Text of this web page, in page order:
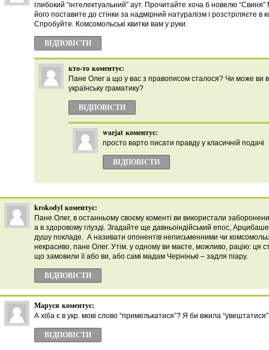
глибокий “інтелектуальний” аут. Прочитайте хоча б новелю
його поставите до стінки за надмірний натуралізм і розстріляєте в
Спробуйте. Комсомольські квитки вам у руки.
ВІДПОВІCТИ
кто-то коментує:
Пане Олег а що у вас з правописом сталося? Чи може ви
українську граматику?
ВІДПОВІCТИ
warjat коментує:
просто варто писати правду у класичній подачі
ВІДПОВІCТИ
krokodyl коментує:
Пане Олег, в останньому своєму коменті ви використали
а в здоровому глузді. Згадайте ще давньоіндійський епос,
душу покладе. А називати опонентів неписьменними чи
некрасиво, пане Олег. Утім. у одному ви маєте, можливо, рацію: ця
що замовили її або ви, або самі мадам Чернінькі – задля піару.
ВІДПОВІCТИ
Маруся коментує:
А хіба є в укр. мові слово “примелькатися”? Я би вжила
ВІДПОВІCТИ